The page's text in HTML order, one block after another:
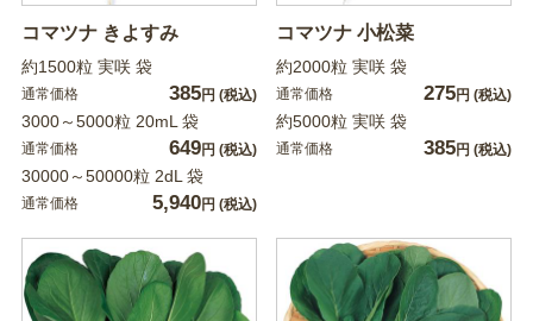
コマツナ きよすみ
約1500粒 実咲 袋
通常価格 385円 (税込)
3000～5000粒 20mL 袋
通常価格 649円 (税込)
30000～50000粒 2dL 袋
通常価格 5,940円 (税込)
コマツナ 小松菜
約2000粒 実咲 袋
通常価格 275円 (税込)
約5000粒 実咲 袋
通常価格 385円 (税込)